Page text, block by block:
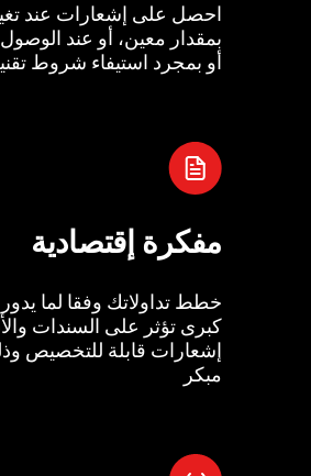
احصل على إشعارات عند
بمقدار معين، أو عند
أو بمجرد استيفاء شروط
مفكرة إقتصادية
خطط تداولاتك وفقا لما
كبرى تؤثر على السندات
إشعارات قابلة للتخصيص
مبكر